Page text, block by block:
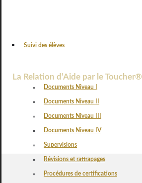
Suivi des élèves
Documents Niveau I
Documents Niveau II
Documents Niveau III
Documents Niveau IV
Supervisions
Révisions et rattrapages
Procédures de certifications
La Relation d’Aide par le Toucher®